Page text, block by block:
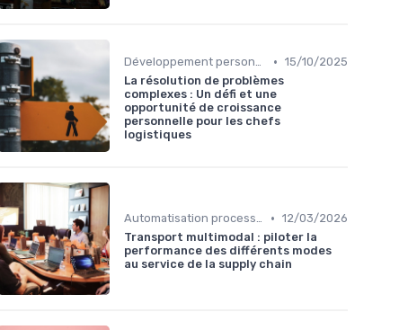
Développement personnel • 15/10/2025
La résolution de problèmes
complexes : Un défi et une
opportunité de croissance
personnelle pour les chefs
logistiques
Automatisation processus • 12/03/2026
Transport multimodal : piloter la
performance des différents modes
au service de la supply chain